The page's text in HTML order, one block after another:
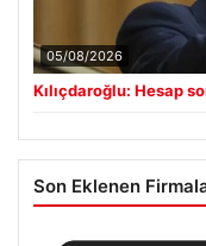
05/08/2026
Kılıçdaroğlu: Hesap
Son Eklenen